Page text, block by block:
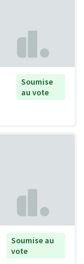
Soumise
au vote
Soumise au
vote